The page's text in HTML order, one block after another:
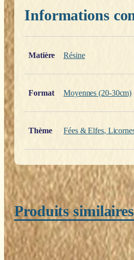
Informations
Matière
Résine
Format Moyennes (20-30cm)
Thème Fées & Elfes,
Produits similaires